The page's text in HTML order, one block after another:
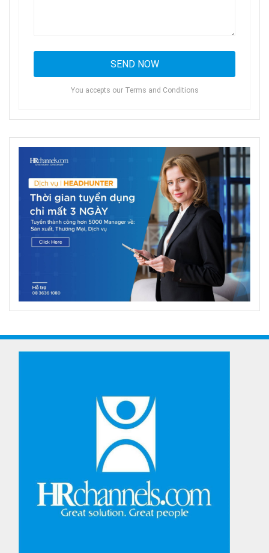
You accepts our Terms and Conditions